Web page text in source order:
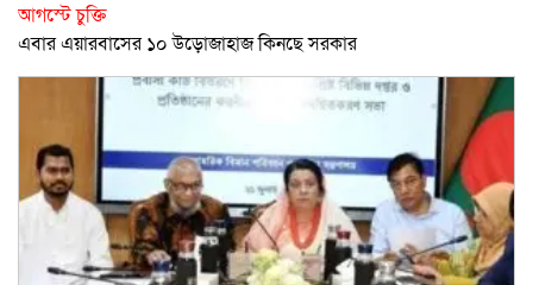
আগস্টে চুক্তি
এবার এয়ারবাসের ১০ উড়োজাহাজ কিনছে সরকার